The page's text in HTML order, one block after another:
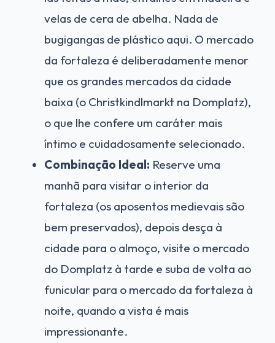
velas de cera de abelha. Nada de
bugigangas de plástico aqui. O mercado
da fortaleza é deliberadamente menor
que os grandes mercados da cidade
baixa (o Christkindlmarkt na Domplatz),
o que lhe confere um caráter mais
íntimo e cuidadosamente selecionado.
Combinação Ideal: Reserve uma
manhã para visitar o interior da
fortaleza (os aposentos medievais são
bem preservados), depois desça à
cidade para o almoço, visite o mercado
do Domplatz à tarde e suba de volta ao
funicular para o mercado da fortaleza à
noite, quando a vista é mais
impressionante.